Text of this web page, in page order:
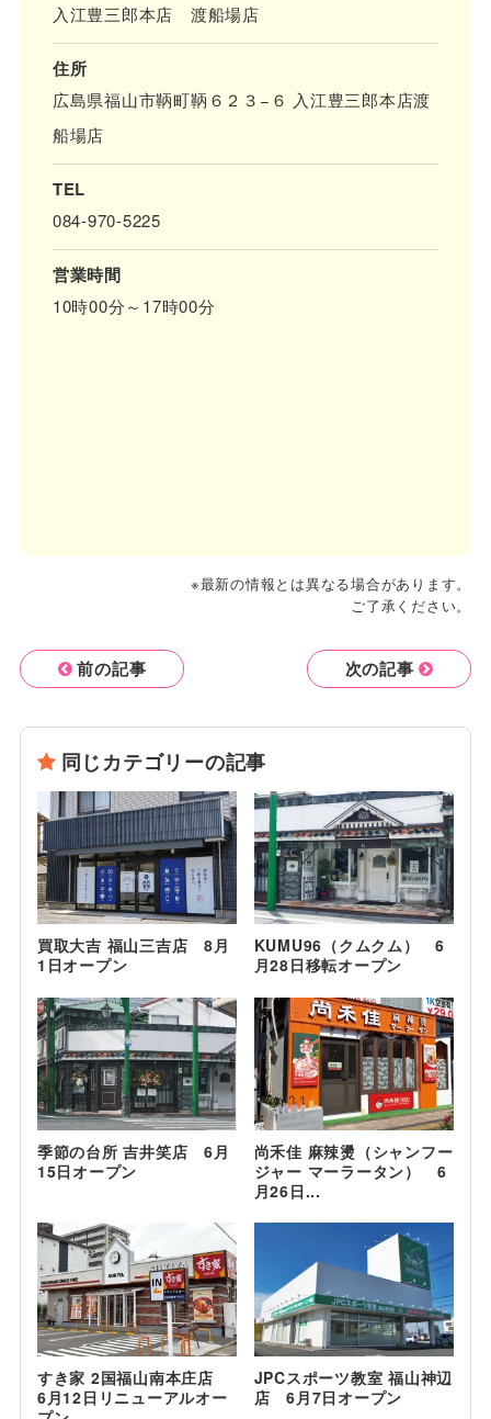
入江豊三郎本店 渡船場店
住所
広島県福山市鞆町鞆６２３−６ 入江豊三郎本店渡
船場店
TEL
084-970-5225
営業時間
10時00分～17時00分
※最新の情報とは異なる場合があります。
ご了承ください。
前の記事 次の記事
同じカテゴリーの記事
買取大吉 福山三吉店 8月
1日オープン
KUMU96（クムクム） 6
月28日移転オープン
季節の台所 吉井笑店 6月
15日オープン
尚禾佳 麻辣燙（シャンフー
ジャー マーラータン） 6
月26日...
すき家 2国福山南本庄店
6月12日リニューアルオー
JPCスポーツ教室 福山神辺
店 6月7日オープン